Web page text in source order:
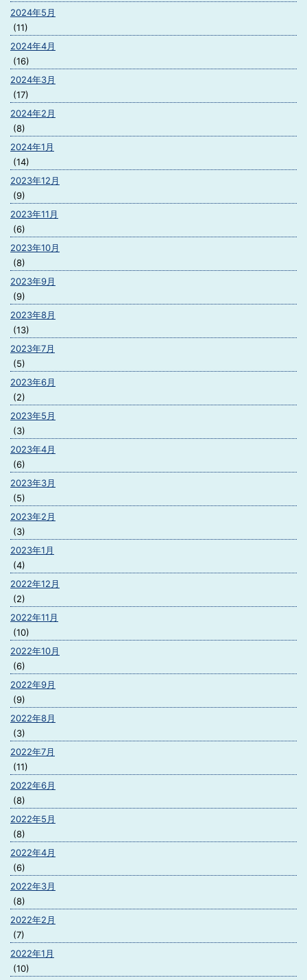
2024年5月
(11)
2024年4月
(16)
2024年3月
(17)
2024年2月
(8)
2024年1月
(14)
2023年12月
(9)
2023年11月
(6)
2023年10月
(8)
2023年9月
(9)
2023年8月
(13)
2023年7月
(5)
2023年6月
(2)
2023年5月
(3)
2023年4月
(6)
2023年3月
(5)
2023年2月
(3)
2023年1月
(4)
2022年12月
(2)
2022年11月
(10)
2022年10月
(6)
2022年9月
(9)
2022年8月
(3)
2022年7月
(11)
2022年6月
(8)
2022年5月
(8)
2022年4月
(6)
2022年3月
(8)
2022年2月
(7)
2022年1月
(10)